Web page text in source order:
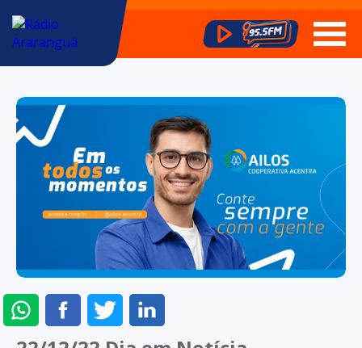
ENVIAR
NO
COMPARTILHAR
NO
COMPARTILHAR
NO